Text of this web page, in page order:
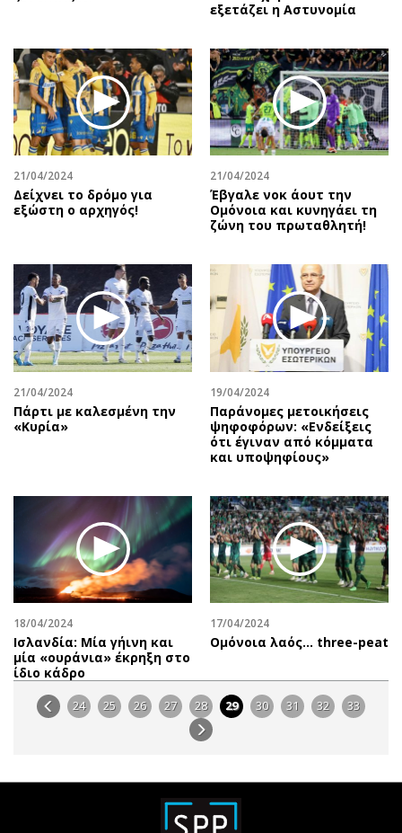
εξετάζει η Αστυνομία
21/04/2024
Δείχνει το δρόμο για
εξώστη ο αρχηγός!
21/04/2024
Έβγαλε νοκ άουτ την
Ομόνοια και κυνηγάει τη
ζώνη του πρωταθλητή!
21/04/2024
Πάρτι με καλεσμένη την
«Κυρία»
19/04/2024
Παράνομες μετοικήσεις
ψηφοφόρων: «Ενδείξεις
ότι έγιναν από κόμματα
και υποψηφίους»
18/04/2024
Ισλανδία: Μία γήινη και
μία «ουράνια» έκρηξη στο
ίδιο κάδρο
17/04/2024
Oμόνοια λαός… three-peat
24 25 26 27 28 29 30 31 32 33